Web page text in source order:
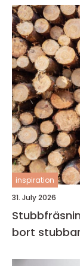
inspiration
31. July 2026
Stubbfräsning kalmar
bort